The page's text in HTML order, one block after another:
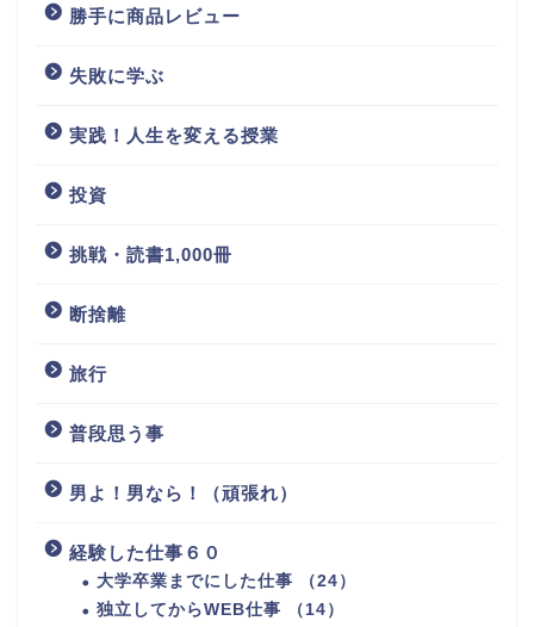
勝手に商品レビュー
失敗に学ぶ
実践！人生を変える授業
投資
挑戦・読書1,000冊
断捨離
旅行
普段思う事
男よ！男なら！（頑張れ）
経験した仕事６０
大学卒業までにした仕事 （24）
独立してからWEB仕事 （14）